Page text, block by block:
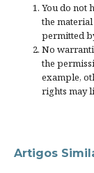
You do not
the
permitted
No
the
example,
rights may
Artigos